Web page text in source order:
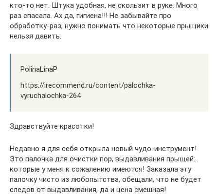
кто-то нет. Штука удобная, не скользит в руке. Много
раз спасала. Ах да, гигиена!!! Не забывайте про
обработку-раз, нужно понимать что некоторые прыщики
нельзя давить.
PolinaLinaP
https://irecommend.ru/content/palochka-
vyruchalochka-264
Здравствуйте красотки!
Недавно я для себя открыла новый чудо-инструмент!
Это палочка для очистки пор, выдавливания прыщей…
которые у меня к сожалению имеются! Заказала эту
палочку чисто из любопытства, обещали, что не будет
следов от выдавливания, да и цена смешная!